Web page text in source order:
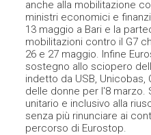
anche alla mobilitazione
ministri economici e
13 maggio a Bari e la
mobilitazioni contro il G7
26 e 27 maggio. Infine
sostegno allo sciopero
indetto da USB,
delle donne per l'8 marzo.
unitario e inclusivo alla
senza più rinunciare ai
percorso di Eurostop.